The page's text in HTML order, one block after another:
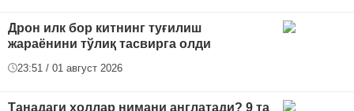
Дрон илк бор китнинг туғилиш
жараёнини тўлиқ тасвирга олди
23:51 / 01 август 2026
Танадаги холлар нимани англатади? 9 та